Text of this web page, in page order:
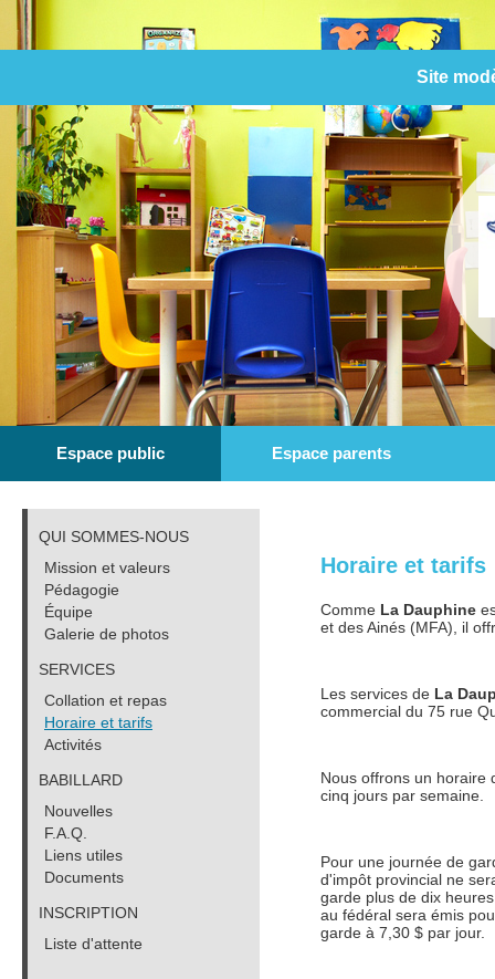
Site
Espace public Espace parents
QUI SOMMES-NOUS
Mission et valeurs
Pédagogie
Équipe
Galerie de photos
SERVICES
Collation et repas
Horaire et tarifs
Activités
BABILLARD
Nouvelles
F.A.Q.
Liens utiles
Documents
INSCRIPTION
Liste d'attente
Horaire et tarifs
Comme La Dauphine
et des Ainés (MFA), il
Les services de La
commercial du 75 rue
Nous offrons un horaire
cinq jours par semaine.
Pour une journée de
d'impôt provincial ne
garde plus de dix
au fédéral sera émis
garde à 7,30 $ par jour.